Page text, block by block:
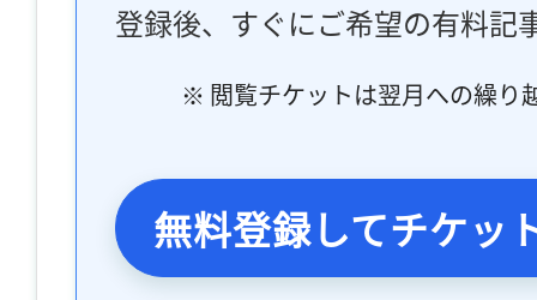
登録後、すぐにご希望の有料記
※ 閲覧チケットは翌月への繰り
無料登録してチケッ